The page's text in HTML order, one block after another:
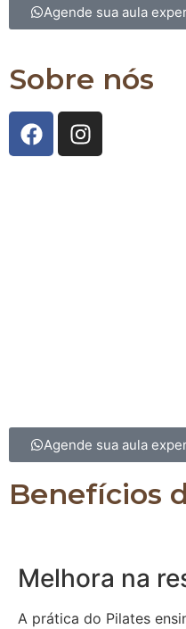
Agende sua aula
Sobre nós
Agende sua aula
Benefícios
Melhora na
A prática do Pilates